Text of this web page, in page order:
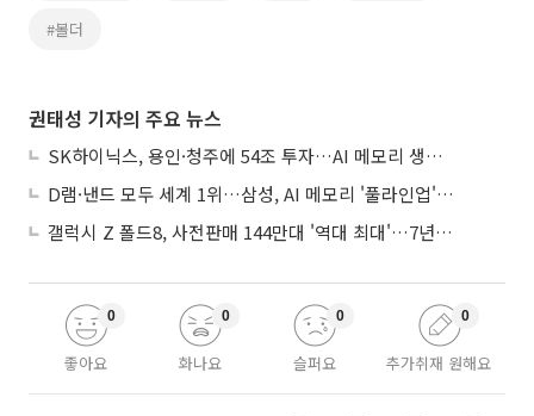
#볼더
권태성 기자의 주요 뉴스
SK하이닉스, 용인·청주에 54조 투자…AI 메모리 생산기지 키운다
D램·낸드 모두 세계 1위…삼성, AI 메모리 '풀라인업'으로 승부
갤럭시 Z 폴드8, 사전판매 144만대 '역대 최대'…7년만에 갤노트10 기록 넘어
좋아요
0
화나요
0
슬퍼요
0
추가취재 원해요
0